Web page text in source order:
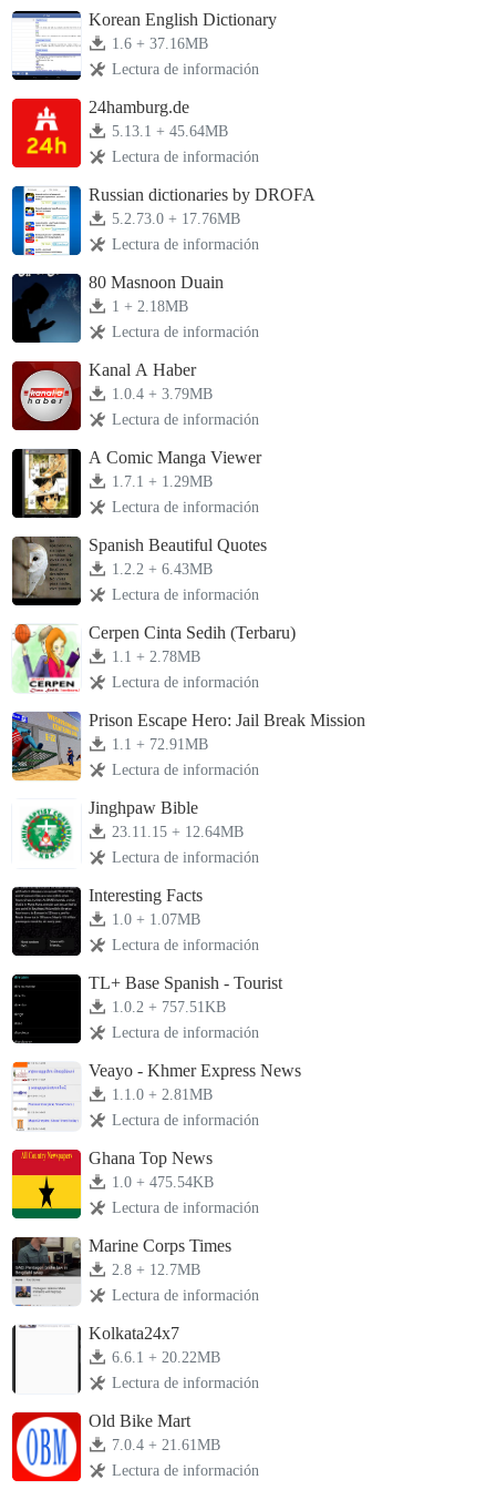
Korean English Dictionary
1.6 + 37.16MB
Lectura de información
24hamburg.de
5.13.1 + 45.64MB
Lectura de información
Russian dictionaries by DROFA
5.2.73.0 + 17.76MB
Lectura de información
80 Masnoon Duain
1 + 2.18MB
Lectura de información
Kanal A Haber
1.0.4 + 3.79MB
Lectura de información
A Comic Manga Viewer
1.7.1 + 1.29MB
Lectura de información
Spanish Beautiful Quotes
1.2.2 + 6.43MB
Lectura de información
Cerpen Cinta Sedih (Terbaru)
1.1 + 2.78MB
Lectura de información
Prison Escape Hero: Jail Break Mission
1.1 + 72.91MB
Lectura de información
Jinghpaw Bible
23.11.15 + 12.64MB
Lectura de información
Interesting Facts
1.0 + 1.07MB
Lectura de información
TL+ Base Spanish - Tourist
1.0.2 + 757.51KB
Lectura de información
Veayo - Khmer Express News
1.1.0 + 2.81MB
Lectura de información
Ghana Top News
1.0 + 475.54KB
Lectura de información
Marine Corps Times
2.8 + 12.7MB
Lectura de información
Kolkata24x7
6.6.1 + 20.22MB
Lectura de información
Old Bike Mart
7.0.4 + 21.61MB
Lectura de información